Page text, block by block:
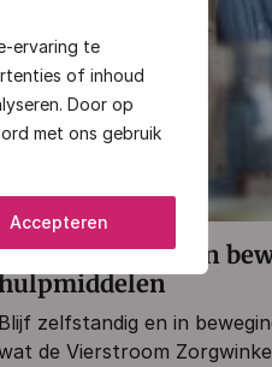
ervaring te
of inhoud
Door op
met ons gebruik
Accepteren
zelfstandig in
Blijf zelfstandig en in
de Vierstroom